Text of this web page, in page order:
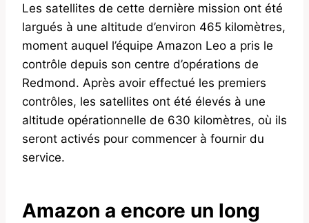
Les satellites de cette dernière mission ont été
largués à une altitude d’environ 465 kilomètres,
moment auquel l’équipe Amazon Leo a pris le
contrôle depuis son centre d’opérations de
Redmond. Après avoir effectué les premiers
contrôles, les satellites ont été élevés à une
altitude opérationnelle de 630 kilomètres, où ils
seront activés pour commencer à fournir du
service.
Amazon a encore un long